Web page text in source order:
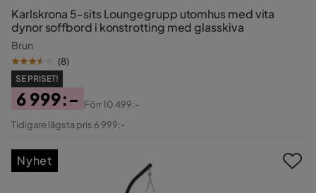
Karlskrona 5-sits Loungegrupp utomhus med vita
dynor soffbord i konstrotting med glasskiva
Brun
(8)
SE PRISET!
Pris
6 999:-
Original
Förr10 499:-
Tidigare lägsta pris 6 999:-
Nyhet